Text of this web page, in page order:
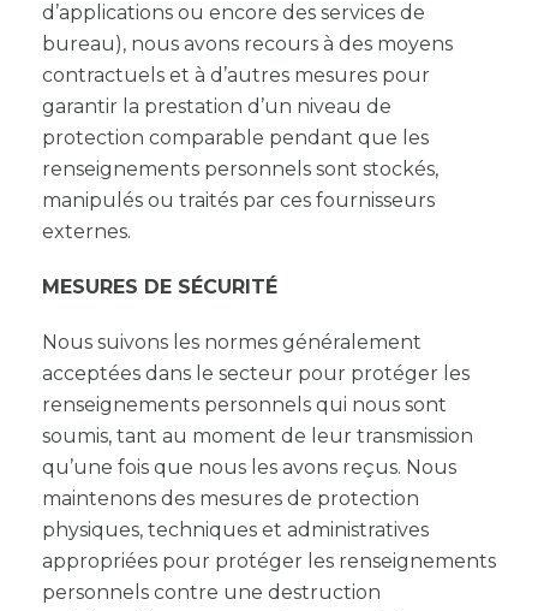
d’applications ou encore des services de
bureau), nous avons recours à des moyens
contractuels et à d’autres mesures pour
garantir la prestation d’un niveau de
protection comparable pendant que les
renseignements personnels sont stockés,
manipulés ou traités par ces fournisseurs
externes.
MESURES DE SÉCURITÉ
Nous suivons les normes généralement
acceptées dans le secteur pour protéger les
renseignements personnels qui nous sont
soumis, tant au moment de leur transmission
qu’une fois que nous les avons reçus. Nous
maintenons des mesures de protection
physiques, techniques et administratives
appropriées pour protéger les renseignements
personnels contre une destruction